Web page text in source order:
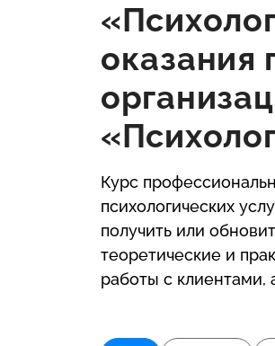
оказания
Курс
психологических
получить или
теоретические и
работы с клиентами,